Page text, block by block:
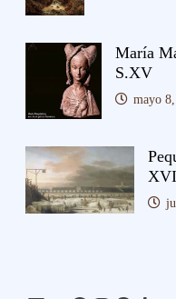
María
S.XV
mayo